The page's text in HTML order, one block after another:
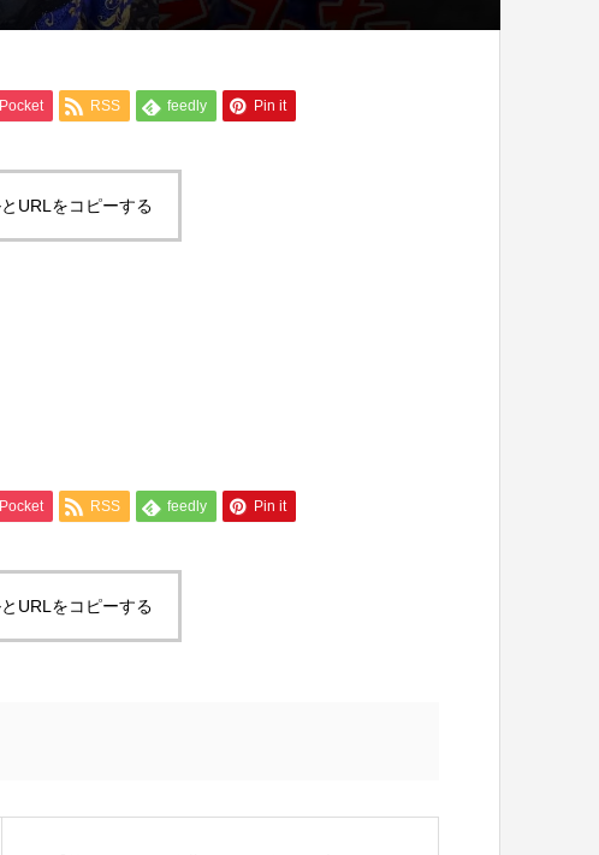
Pocket RSS feedly Pin it
URLをコピーする
Pocket RSS feedly Pin it
URLをコピーする